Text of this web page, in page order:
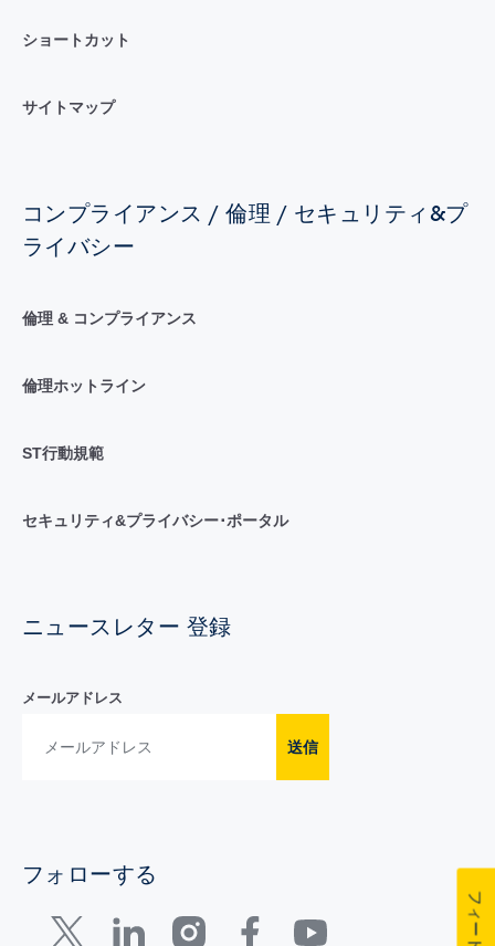
ショートカット
サイトマップ
コンプライアンス / 倫理 / セキュリティ&プ
ライバシー
倫理 & コンプライアンス
倫理ホットライン
ST行動規範
セキュリティ&プライバシー･ポータル
ニュースレター 登録
メールアドレス
送信
フォローする